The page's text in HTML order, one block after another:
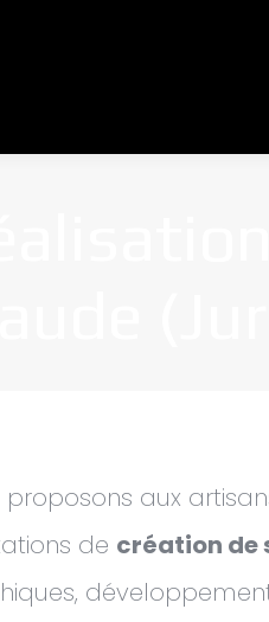
proposons aux
de création de